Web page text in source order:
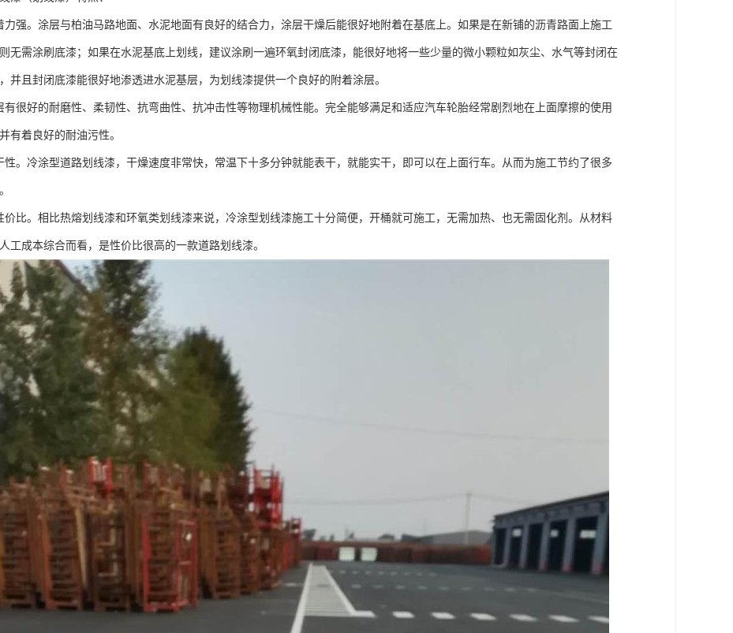
力强。涂层与柏油马路地面、水泥地面有良好的结合力，涂层干燥后能很好地附着在基底上。如果是在新铺的沥青路面上施工
无需涂刷底漆；如果在水泥基底上划线，建议涂刷一遍环氧封闭底漆，能很好地将一些少量的微小颗粒如灰尘、水气等封闭在
并且封闭底漆能很好地渗透进水泥基层，为划线漆提供一个良好的附着涂层。
有很好的耐磨性、柔韧性、抗弯曲性、抗冲击性等物理机械性能。完全能够满足和适应汽车轮胎经常剧烈地在上面摩擦的使用
有着良好的耐油污性。
性。冷涂型道路划线漆，干燥速度非常快，常温下十多分钟就能表干，就能实干，即可以在上面行车。从而为施工节约了很多
价比。相比热熔划线漆和环氧类划线漆来说，冷涂型划线漆施工十分简便，开桶就可施工，无需加热、也无需固化剂。从材料
工成本综合而看，是性价比很高的一款道路划线漆。